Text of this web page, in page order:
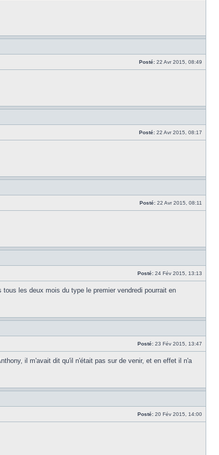
Posté: 22 Avr 2015, 08:49
Posté: 22 Avr 2015, 08:17
Posté: 22 Avr 2015, 08:11
Posté: 24 Fév 2015, 13:13
les deux mois du type le premier vendredi pourrait en
Posté: 23 Fév 2015, 13:47
il m'avait dit qu'il n'était pas sur de venir, et en effet il n'a
Posté: 20 Fév 2015, 14:00